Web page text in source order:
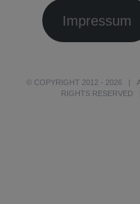
Impressum
© COPYRIGHT 2012 - 2026 |
RIGHTS